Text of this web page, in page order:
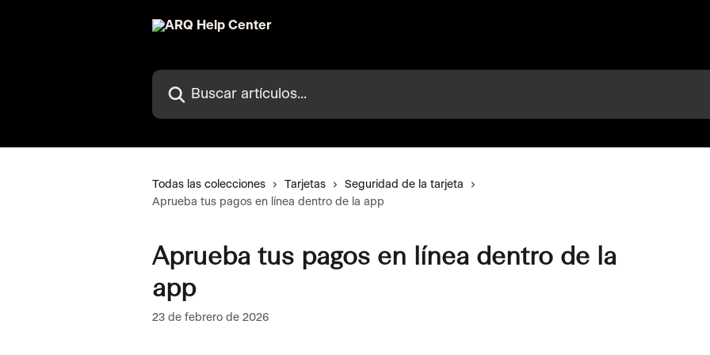
Buscar artículos...
Todas las colecciones Tarjetas
Seguridad de la tarjeta
Aprueba tus pagos en línea dentro de la app
Aprueba tus pagos en línea dentro de la
app
23 de febrero de 2026